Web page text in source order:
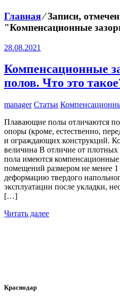
Главная⁄Записи,
"Компенсационные
28.08.2021
Компенсационные
полов. Что это
manager Статьи
Плавающие полы отличаются
опоры (кроме, естественно,
и ограждающих конструкций.
величина В отличие от
пола имеются компенсационные
помещений размером не менее
деформацию твердого
эксплуатации после укладки,
[…]
Читать далее
Краснодар